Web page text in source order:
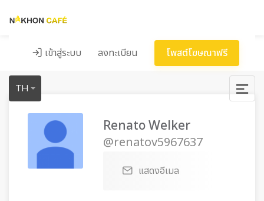
เข้าสู่ระบบ ลงทะเบียน โพสต์โฆษณาฟรี
TH
Renato Welker
@renatov5967637
แสดงอีเมล